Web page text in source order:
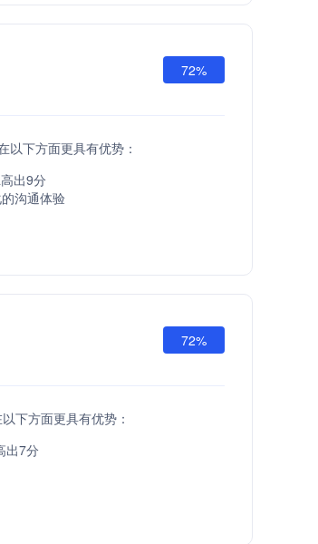
72%
以下方面更具有优势：
出9分
沟通体验
72%
下方面更具有优势：
出7分